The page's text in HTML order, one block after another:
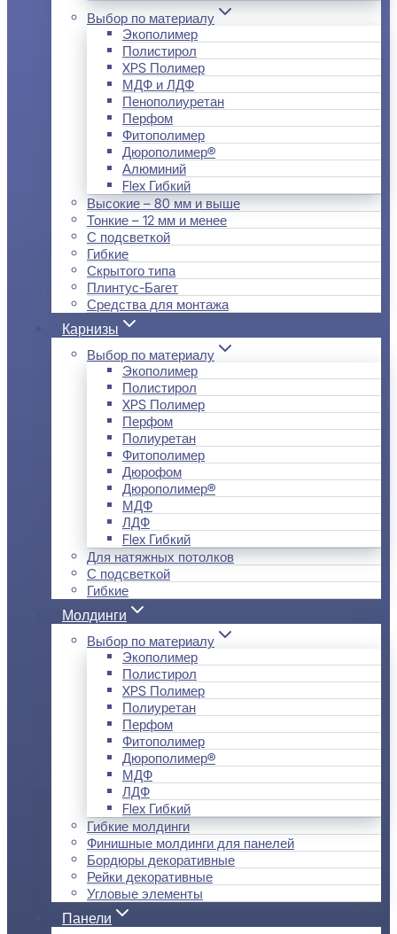
Выбор по материалу
Экополимер
Полистирол
XPS Полимер
МДФ и ЛДФ
Пенополиуретан
Перфом
Фитополимер
Дюрополимер®
Алюминий
Flex Гибкий
Высокие – 80 мм и выше
Тонкие – 12 мм и менее
С подсветкой
Гибкие
Скрытого типа
Плинтус-Багет
Средства для монтажа
Карнизы
Выбор по материалу
Экополимер
Полистирол
XPS Полимер
Перфом
Полиуретан
Фитополимер
Дюрофом
Дюрополимер®
МДФ
ЛДФ
Flex Гибкий
Для натяжных потолков
С подсветкой
Гибкие
Молдинги
Выбор по материалу
Экополимер
Полистирол
XPS Полимер
Полиуретан
Перфом
Фитополимер
Дюрополимер®
МДФ
ЛДФ
Flex Гибкий
Гибкие молдинги
Финишные молдинги для панелей
Бордюры декоративные
Рейки декоративные
Угловые элементы
Панели